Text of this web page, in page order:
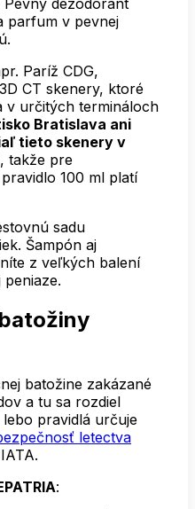
parfum v pevnej
Paríž CDG,
CT skenery, ktoré
v určitých termináloch
Bratislava ani
tieto skenery v
, takže pre
100 ml platí
sadu
Šampón aj
z veľkých balení
batožine zakázané
a tu sa rozdiel
lebo pravidlá určuje
letectva
: